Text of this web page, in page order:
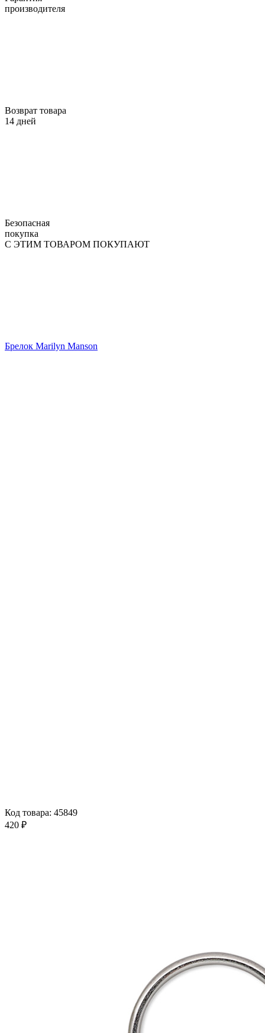
производителя
Возврат товара
14 дней
Безопасная
покупка
С ЭТИМ ТОВАРОМ ПОКУПАЮТ
Брелок Marilyn Manson
Код товара: 45849
420 ₽